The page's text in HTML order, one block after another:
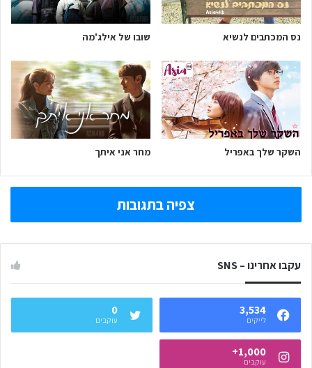
נס המכתבים לנשיא שובו של אילג'מה
השקר שלך באפריל מחר אני איתך
צפיה בתגובות
עקבו אחרינו – SNS
3,534
לייקים
0
עוקבים
1,000+
עוקבים